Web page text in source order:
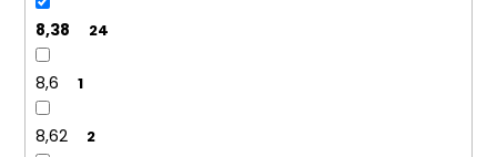
8,38 24
8,6 1
8,62 2